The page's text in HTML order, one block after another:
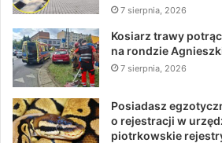
7 sierpnia, 2026
Kosiarz trawy
na rondzie
7 sierpnia, 2026
Posiadasz
o rejestracji w
piotrkowskie